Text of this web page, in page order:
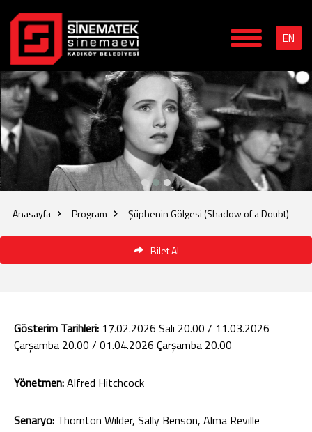
EN
Anasayfa Program Şüphenin Gölgesi (Shadow of a Doubt)
Bilet Al
Gösterim Tarihleri: 17.02.2026 Salı 20.00 / 11.03.2026
Çarşamba 20.00 / 01.04.2026 Çarşamba 20.00
Yönetmen:Alfred Hitchcock
Senaryo: Thornton Wilder, Sally Benson, Alma Reville